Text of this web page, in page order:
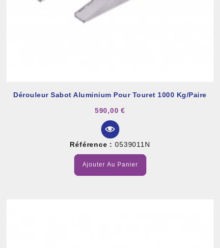
Dérouleur Sabot Aluminium Pour Touret 1000 Kg/paire
590,00 €
Référence : 0539011N
Ajouter Au Panier